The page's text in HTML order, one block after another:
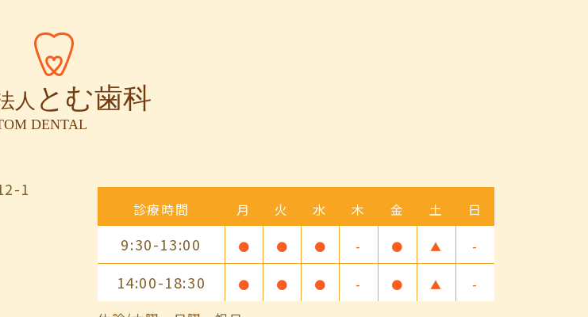
1
診療時間 月 火 水 木 金 土 日
9:30-13:00 ● ● ● - ● ▲ -
14:00-18:30 ● ● ● - ● ▲ -